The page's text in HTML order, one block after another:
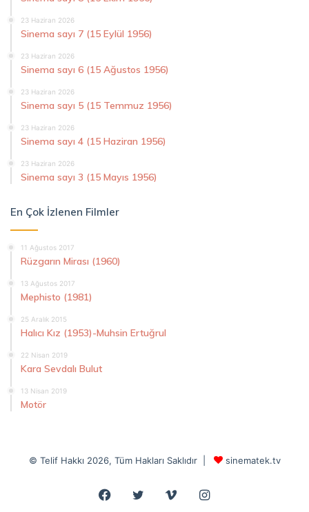
23 Haziran 2026
Sinema sayı 7 (15 Eylül 1956)
23 Haziran 2026
Sinema sayı 6 (15 Ağustos 1956)
23 Haziran 2026
Sinema sayı 5 (15 Temmuz 1956)
23 Haziran 2026
Sinema sayı 4 (15 Haziran 1956)
23 Haziran 2026
Sinema sayı 3 (15 Mayıs 1956)
En Çok İzlenen Filmler
11 Ağustos 2017
Rüzgarın Mirası (1960)
13 Ağustos 2017
Mephisto (1981)
25 Aralık 2015
Halıcı Kız (1953)-Muhsin Ertuğrul
22 Nisan 2019
Kara Sevdalı Bulut
13 Nisan 2019
Motör
© Telif Hakkı 2026, Tüm Hakları Saklıdır | sinematek.tv
Facebook
Twitter VimeoInstagram